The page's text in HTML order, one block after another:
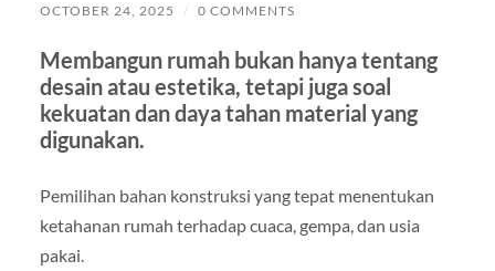
OCTOBER 24, 2025 / 0 COMMENTS
Membangun rumah bukan hanya tentang
desain atau estetika, tetapi juga soal
kekuatan dan daya tahan material yang
digunakan.
Pemilihan bahan konstruksi yang tepat menentukan
ketahanan rumah terhadap cuaca, gempa, dan usia
pakai.